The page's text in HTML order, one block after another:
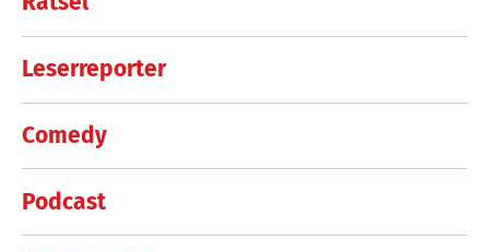
Leserreporter
Comedy
Podcast